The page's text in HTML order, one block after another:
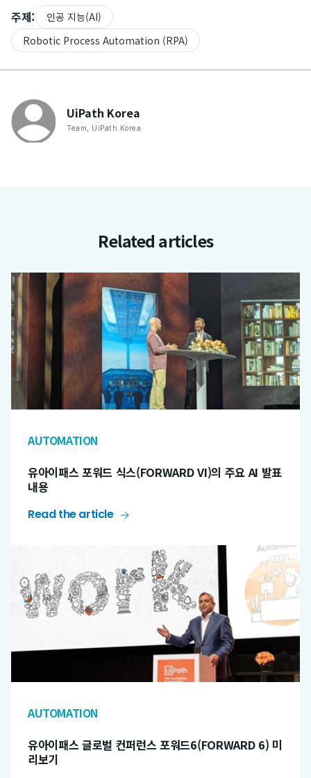
주제:
인공 지능(AI)
Robotic Process Automation (RPA)
UiPath Korea
Team UiPath Korea
Related articles
AUTOMATION
유아이패스 포워드 식스(FORWARD VI)의 주요 AI 발표
내용
Read the article
AUTOMATION
유아이패스 글로벌 컨퍼런스 포워드6(FORWARD 6) 미
리보기